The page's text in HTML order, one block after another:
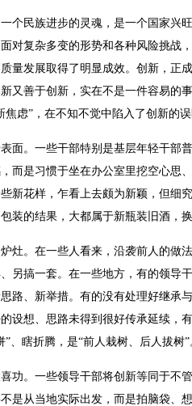
民族进步的灵魂，是一个国家兴
对复杂多变的形势和各种风险挑战
量发展取得了明显成效。创新，正
又善于创新，实在不是一件容易的
虑”，在不知不觉中陷入了创新的误
。一些干部特别是基层年轻干部
而是习惯于坐在办公室里挖空心思
新花样，乍看上去颇为新颖，但细
装的结果，大都属于新瓶装旧酒，
。在一些人看来，沿袭前人的做
另搞一套。在一些地方，有的领导
路、新举措。有的没有处理好继承
设想、思路未得到很好传承延续，
、瞎折腾，是“前人栽树、后人拔树”
。一些领导干部将创新等同于不
是从当地实际出发，而是拍脑袋、